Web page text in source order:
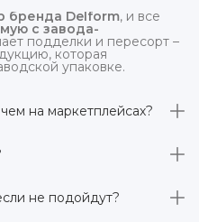
бренда Delform, и все
с завода-
подделки и пересорт –
которая
упаковке.
на маркетплейсах?
производителя
в течение этого срока
дефект – заменим
не подойдут?